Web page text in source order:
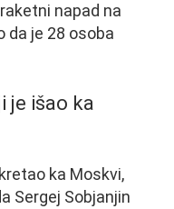
napad na
da je 28 osoba
je išao ka
ka Moskvi,
Sergej Sobjanjin